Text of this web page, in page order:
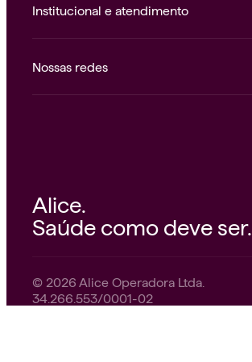
Institucional e atendimento
Nossas redes
Alice.
Saúde como deve ser.
© 2026 Alice Operadora Ltda.
34.266.553/0001-02